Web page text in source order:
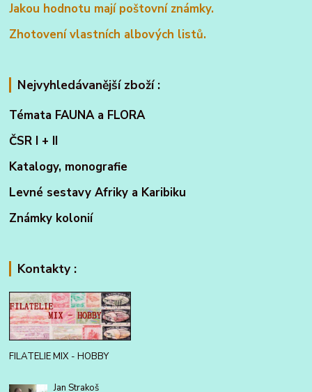
Jakou hodnotu mají poštovní známky.
Zhotovení vlastních albových listů.
Nejvyhledávanější zboží :
Témata FAUNA a FLORA
ČSR I + II
Katalogy, monografie
Levné sestavy Afriky a Karibiku
Známky kolonií
Kontakty :
FILATELIE MIX - HOBBY
Jan Strakoš